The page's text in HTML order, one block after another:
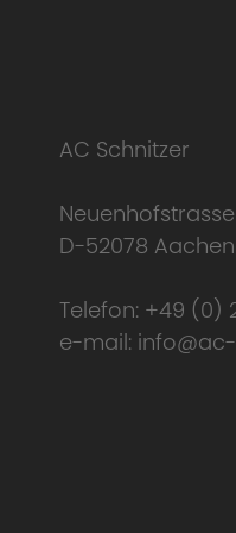
AC Schnitzer
Neuenhofstrasse
D-52078 Aachen
Telefon: +49 (0)
e-mail: